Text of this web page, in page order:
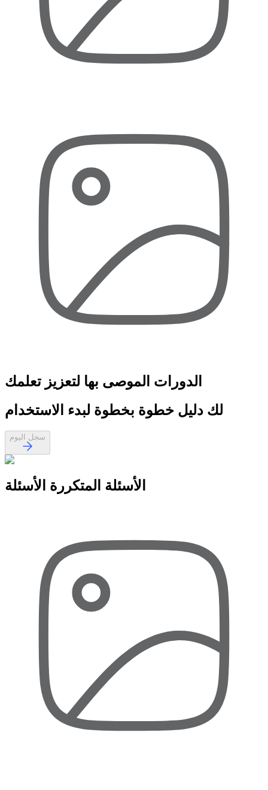
الدورات الموصى بها لتعزيز تعلمك
لك دليل خطوة بخطوة لبدء الاستخدام
سجل اليوم
الأسئلة المتكررة الأسئلة